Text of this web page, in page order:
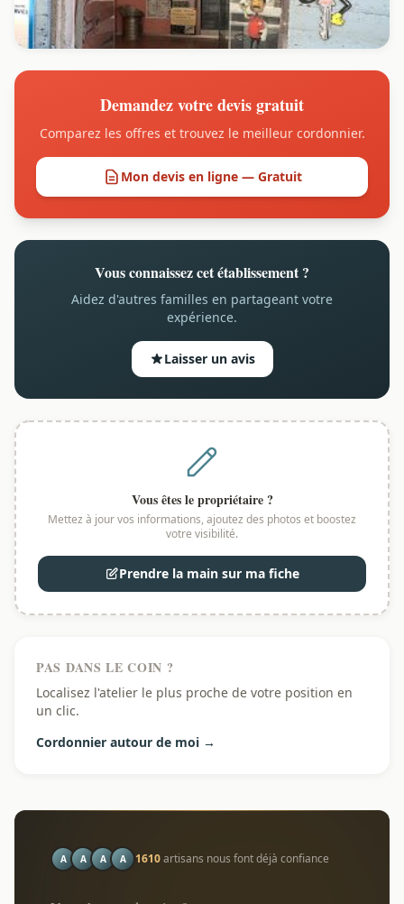
Demandez votre devis gratuit
Comparez les offres et trouvez le meilleur cordonnier.
Mon devis en ligne — Gratuit
Vous connaissez cet établissement ?
Aidez d'autres familles en partageant votre
expérience.
Laisser un avis
Vous êtes le propriétaire ?
Mettez à jour vos informations, ajoutez des photos et boostez
votre visibilité.
Prendre la main sur ma fiche
PAS DANS LE COIN ?
Localisez l'atelier le plus proche de votre position en
un clic.
Cordonnier autour de moi →
A A A A 1610artisans nous font déjà confiance